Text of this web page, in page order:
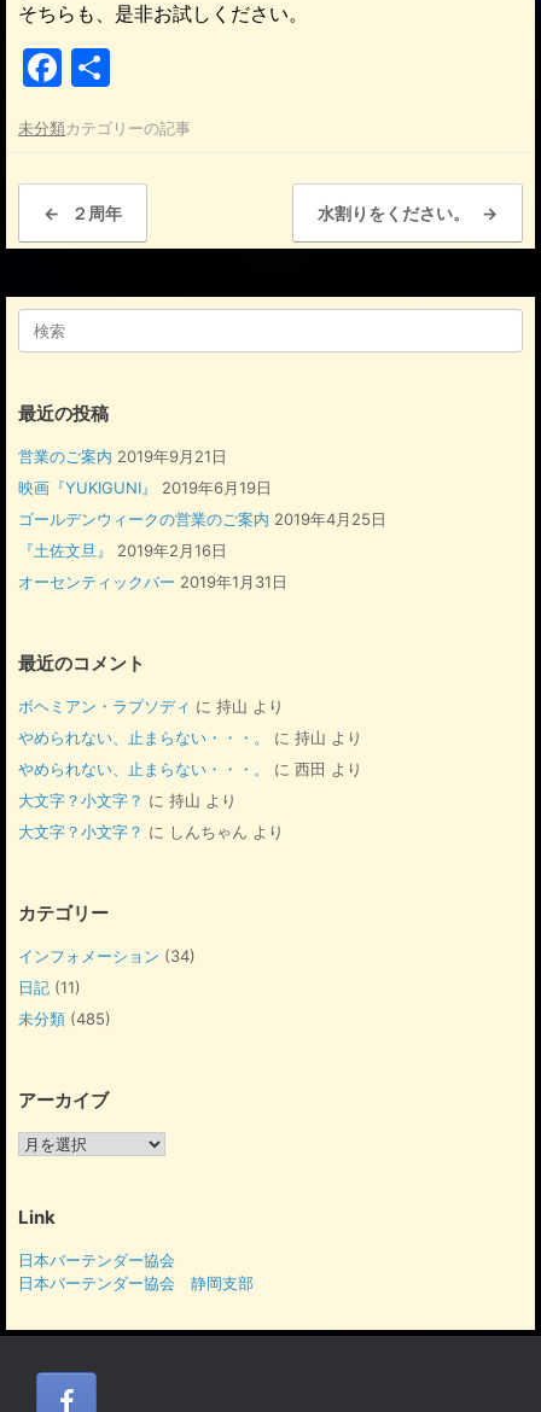
そちらも、是非お試しください。
F
c
e
b
o
o
k
未分類カテゴリーの記事
投稿ナビゲーション
← ２周年 水割りをください。 →
検
最近の投稿
営業のご案内 2019年9月21日
映画『YUKIGUNI』
2019年6月19日
ゴールデンウィークの営業のご案内 2019年4月25日
『土佐文旦』
2019年2月16日
オーセンティックバー 2019年1月31日
最近のコメント
ボヘミアン・ラプソディ に 持山 より
やめられない、止まらない・・・。
に 持山 より
やめられない、止まらない・・・。
に 西田 より
大文字？小文字？ に 持山 より
大文字？小文字？ に しんちゃん より
カテゴリー
インフォメーション (34)
日記 (11)
未分類 (485)
アーカイブ
ア
イ
Link
日本バーテンダー協会
日本バーテンダー協会 静岡支部